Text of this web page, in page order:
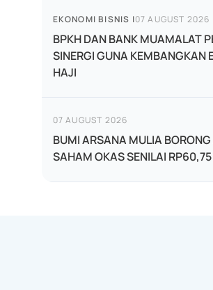
EKONOMI BISNIS |07 AUGUST 2026
BPKH DAN BANK MUAMALAT
SINERGI GUNA KEMBANGKAN
HAJI
07 AUGUST 2026
BUMI ARSANA MULIA
SAHAM OKAS SENILAI